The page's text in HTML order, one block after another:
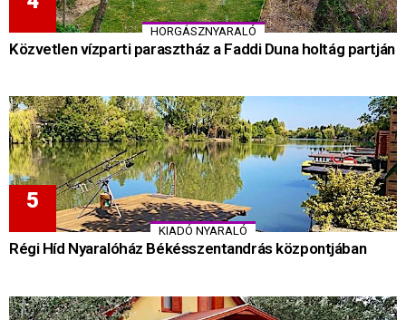
HORGÁSZNYARALÓ
Közvetlen vízparti parasztház a Faddi Duna holtág partján
KIADÓ NYARALÓ
Régi Híd Nyaralóház Békésszentandrás központjában